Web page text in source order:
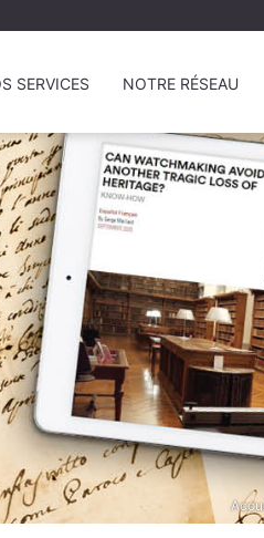
SERVICES NOTRE RÉSEAU